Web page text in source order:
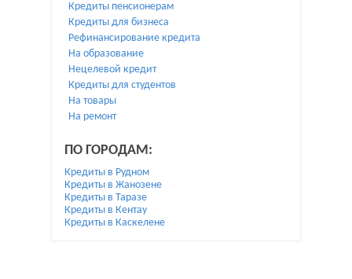
Кредиты пенсионерам
Кредиты для бизнеса
Рефинансирование кредита
На образование
Нецелевой кредит
Кредиты для студентов
На товары
На ремонт
ПО ГОРОДАМ:
Кредиты в Рудном
Кредиты в Жанозене
Кредиты в Таразе
Кредиты в Кентау
Кредиты в Каскелене